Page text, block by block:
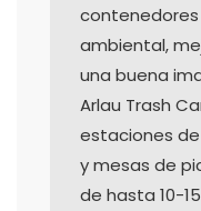
ambiental,
una buena
Arlau Trash
estaciones
y mesas de
de hasta 10-